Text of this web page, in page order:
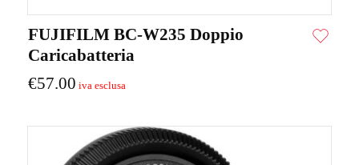
FUJIFILM BC-W235 Doppio
Caricabatteria
€57.00